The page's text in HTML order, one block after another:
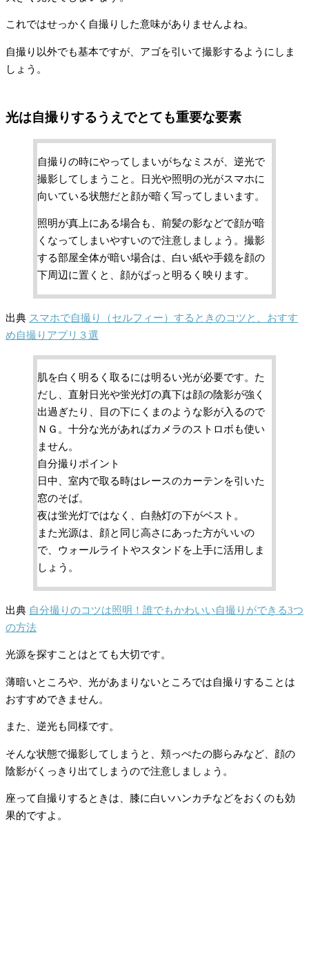
これではせっかく自撮りした意味がありませんよね。
自撮り以外でも基本ですが、アゴを引いて撮影するようにしま
しょう。
光は自撮りするうえでとても重要な要素
自撮りの時にやってしまいがちなミスが、逆光で
撮影してしまうこと。日光や照明の光がスマホに
向いている状態だと顔が暗く写ってしまいます。
照明が真上にある場合も、前髪の影などで顔が暗
くなってしまいやすいので注意しましょう。撮影
する部屋全体が暗い場合は、白い紙や手鏡を顔の
下周辺に置くと、顔がぱっと明るく映ります。
出典 スマホで自撮り（セルフィー）するときのコツと、おすす
め自撮りアプリ３選
肌を白く明るく取るには明るい光が必要です。た
だし、直射日光や蛍光灯の真下は顔の陰影が強く
出過ぎたり、目の下にくまのような影が入るので
ＮＧ。十分な光があればカメラのストロボも使い
ません。
自分撮りポイント
日中、室内で取る時はレースのカーテンを引いた
窓のそば。
夜は蛍光灯ではなく、白熱灯の下がベスト。
また光源は、顔と同じ高さにあった方がいいの
で、ウォールライトやスタンドを上手に活用しま
しょう。
出典 自分撮りのコツは照明！誰でもかわいい自撮りができる3つ
の方法
光源を探すことはとても大切です。
薄暗いところや、光があまりないところでは自撮りすることは
おすすめできません。
また、逆光も同様です。
そんな状態で撮影してしまうと、頬っぺたの膨らみなど、顔の
陰影がくっきり出てしまうので注意しましょう。
座って自撮りするときは、膝に白いハンカチなどをおくのも効
果的ですよ。